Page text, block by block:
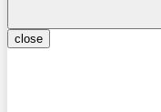
close